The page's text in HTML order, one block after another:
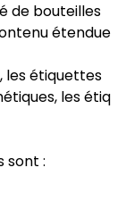
de bouteilles
étendue
les étiquettes
les étiq
sont :